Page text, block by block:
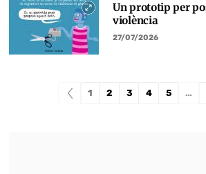
Un prototip per
violència
27/07/2026
1 2 3 4 5 …